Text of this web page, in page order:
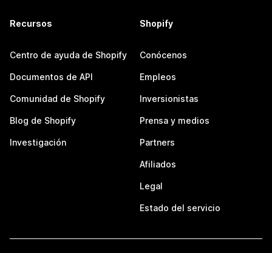
Recursos
Centro de ayuda de Shopify
Documentos de API
Comunidad de Shopify
Blog de Shopify
Investigación
Shopify
Conócenos
Empleos
Inversionistas
Prensa y medios
Partners
Afiliados
Legal
Estado del servicio